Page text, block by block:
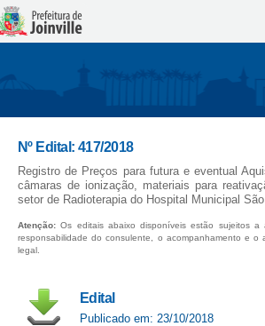
Nº Edital: 417/2018
Registro de Preços para futura e eventual
câmaras de ionização, materiais para
setor de Radioterapia do Hospital Municipal
Atenção: Os editais abaixo disponíveis estão sujeitos
responsabilidade do consulente, o acompanhamento e
legal.
Edital
Publicado em: 23/10/2018